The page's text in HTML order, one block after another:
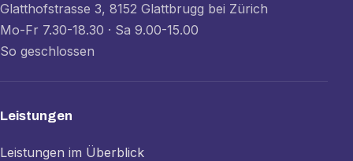
Glatthofstrasse 3, 8152 Glattbrugg bei Zürich
Mo-Fr 7.30-18.30 · Sa 9.00-15.00
So geschlossen
Leistungen
Leistungen im Überblick